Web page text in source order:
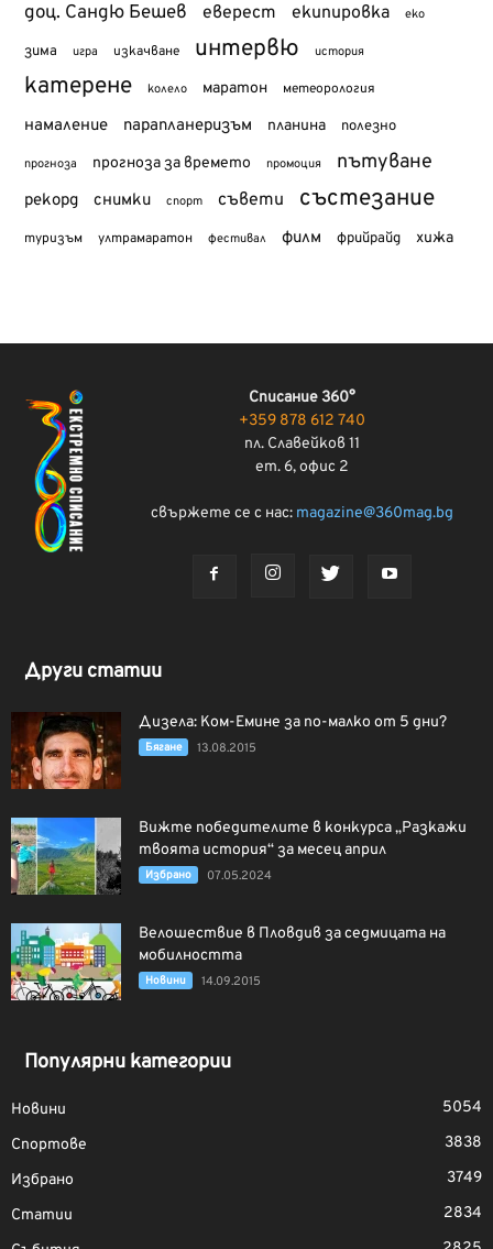
доц. Сандю Бешев еверест екипировка еко
зима игра изкачване интервю история
катерене колело маратон метеорология
намаление парапланеризъм планина полезно
прогноза прогноза за времето промоция пътуване
рекорд снимки спорт съвети състезание
туризъм ултрамаратон фестивал филм фрийрайд хижа
Списание 360°
+359 878 612 740
пл. Славейков 11
ет. 6, офис 2
свържете се с нас: magazine@360mag.bg
Други статии
Дизела: Ком-Емине за по-малко от 5 дни?
Бягане 13.08.2015
Вижте победителите в конкурса „Разкажи
твоята история“ за месец април
Избрано 07.05.2024
Велошествие в Пловдив за седмицата на
мобилността
Новини 14.09.2015
Популярни категории
Новини
5054
Спортове
3838
Избрано
3749
Статии
2834